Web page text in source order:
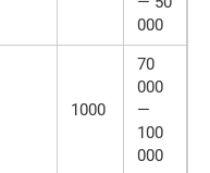
000
1000
70
000
—
100
000